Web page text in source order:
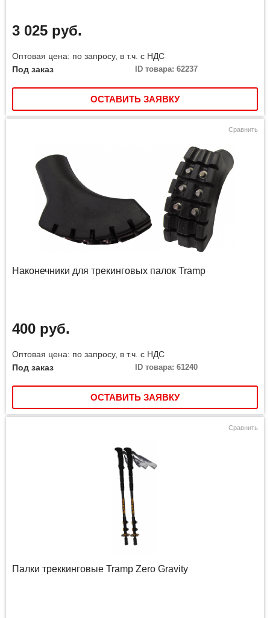
3 025 руб.
Оптовая цена: по запросу, в т.ч. с НДС
Под заказ
ID товара: 62237
ОСТАВИТЬ ЗАЯВКУ
Сравнить
Наконечники для трекинговых палок Tramp
400 руб.
Оптовая цена: по запросу, в т.ч. с НДС
Под заказ
ID товара: 61240
ОСТАВИТЬ ЗАЯВКУ
Сравнить
Палки треккинговые Tramp Zero Gravity